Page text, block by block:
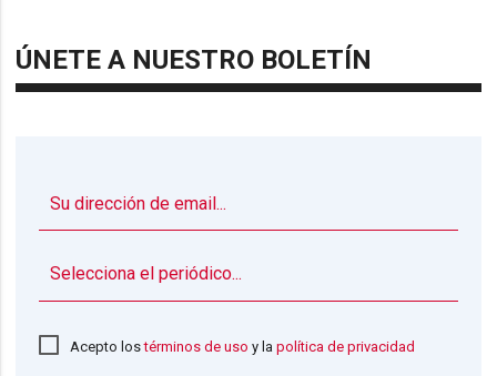
ÚNETE A NUESTRO BOLETÍN
Acepto lostérminos de uso y lapolítica de privacidad